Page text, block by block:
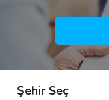
Kayıt Ol
Kategoriler
🎈 Biz Kimiz?
Şehir Seç